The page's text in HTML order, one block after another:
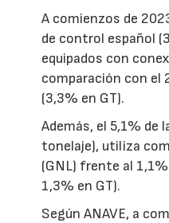
A comienzos de
de control español
equipados con
comparación con el
(3,3% en GT).
Además, el 5,1% de
tonelaje), utiliza
(GNL) frente al
1,3% en GT).
Según ANAVE, a